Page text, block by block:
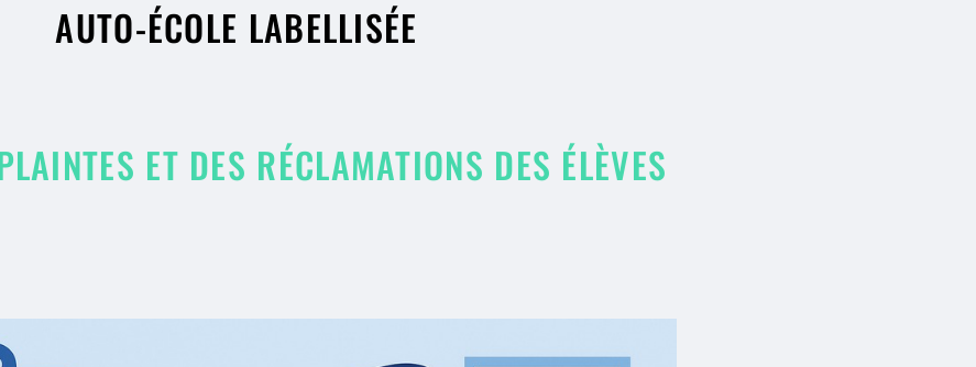
AUTO-ÉCOLE LABELLISÉE
ET DES RÉCLAMATIONS DES ÉLÈVES